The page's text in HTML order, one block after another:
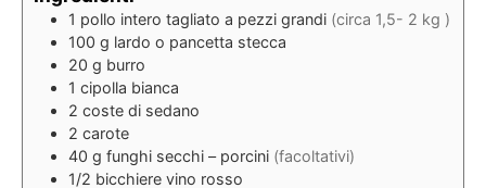
1 pollo intero tagliato a pezzi grandi (circa 1,5- 2 kg )
100 g lardo o pancetta stecca
20 g burro
1 cipolla bianca
2 coste di sedano
2 carote
40 g funghi secchi – porcini (facoltativi)
1/2 bicchiere vino rosso